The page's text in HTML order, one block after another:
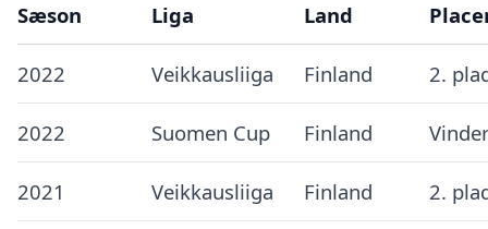
Sæson Liga Land
2022 Veikkausliiga Finland 2.
2022 Suomen Cup Finland
2021 Veikkausliiga Finland 2.